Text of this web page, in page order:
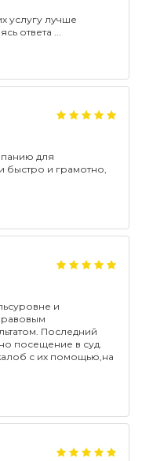
услугу лучше
ответа
для
быстро и грамотно,
и
Последний
посещение в суд.
с их помощью,на